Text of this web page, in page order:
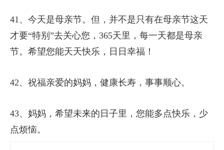
41、今天是母亲节。但，并不是只有在母亲节这天
才要“特别”去关心您，365天里，每一天都是母亲
节。希望您能天天快乐，日日幸福！
42、祝福亲爱的妈妈，健康长寿，事事顺心。
43、妈妈，希望未来的日子里，您能多点快乐，少
点烦恼。